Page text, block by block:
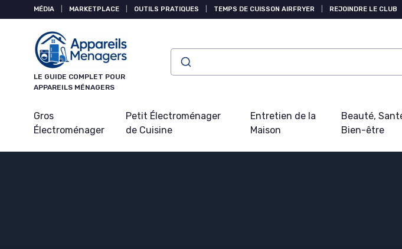
MÉDIA MARKETPLACE OUTILS PRATIQUES TEMPS DE CUISSON AIRFRYER REJOINDRE LE CLUB
LE GUIDE COMPLET POUR
APPAREILS MÉNAGERS
Gros
Électroménager
Petit Électroménager
de Cuisine
Entretien de la
Maison
Beauté,
Bien-être
Panneau de gestion des cookies